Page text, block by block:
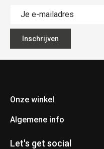
Inschrijven
Onze winkel
Fietsen Pauwels
3920 Lommel
Algemene info
Contact
Let's get social